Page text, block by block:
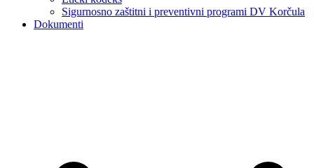
Sigurnosno zaštitni i preventivni programi DV Korčula
Dokumenti